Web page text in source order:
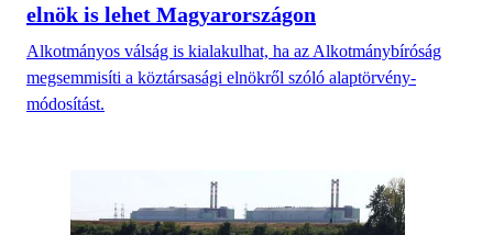
elnök is lehet Magyarországon
Alkotmányos válság is kialakulhat, ha az Alkotmánybíróság
megsemmisíti a köztársasági elnökről szóló alaptörvény-
módosítást.